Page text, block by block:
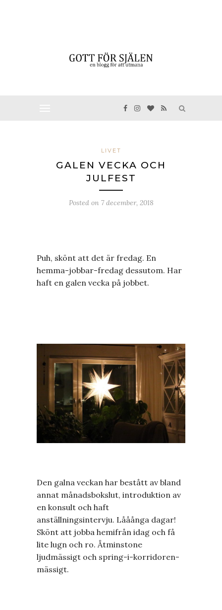
LIVET
GALEN VECKA OCH
JULFEST
Posted on 7 december, 2018
Puh, skönt att det är fredag. En
hemma-jobbar-fredag dessutom. Har
haft en galen vecka på jobbet.
Den galna veckan har bestått av bland
annat månadsbokslut, introduktion av
en konsult och haft
anställningsintervju. Lååånga dagar!
Skönt att jobba hemifrån idag och få
lite lugn och ro. Åtminstone
ljudmässigt och spring-i-korridoren-
mässigt.